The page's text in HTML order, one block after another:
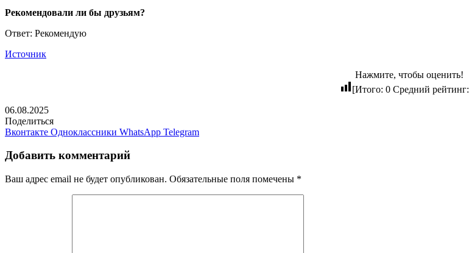
Рекомендовали ли бы друзьям?
Ответ: Рекомендую
Источник
Нажмите, чтобы оценить!
[Итого: 0Средний рейтинг:
06.08.2025
Поделиться
Вконтакте Одноклассники WhatsApp Telegram
Добавить комментарий
Ваш адрес email не будет опубликован. Обязательные поля помечены *